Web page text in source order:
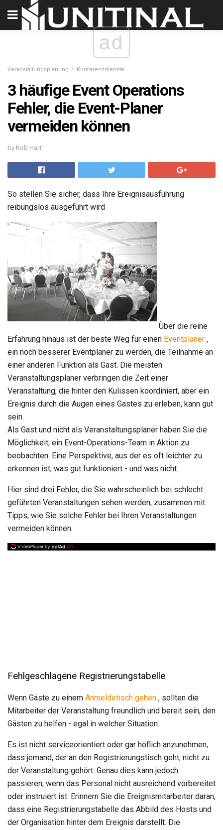
ad
Veranstaltungsplanung Konferenzdienste
3 häufige Event Operations
Fehler, die Event-Planer
vermeiden können
by Rob Hart
So stellen Sie sicher, dass Ihre Ereignisausführung
reibungslos ausgeführt wird
Über die reine
Erfahrung hinaus ist der beste Weg für einen Eventplaner ,
ein noch besserer Eventplaner zu werden, die Teilnahme an
einer anderen Funktion als Gast. Die meisten
Veranstaltungsplaner verbringen die Zeit einer
Veranstaltung, die hinter den Kulissen koordiniert, aber ein
Ereignis durch die Augen eines Gastes zu erleben, kann gut
sein.
Als Gast und nicht als Veranstaltungsplaner haben Sie die
Möglichkeit, ein Event-Operations-Team in Aktion zu
beobachten. Eine Perspektive, aus der es oft leichter zu
erkennen ist, was gut funktioniert - und was nicht.
Hier sind drei Fehler, die Sie wahrscheinlich bei schlecht
geführten Veranstaltungen sehen werden, zusammen mit
Tipps, wie Sie solche Fehler bei Ihren Veranstaltungen
vermeiden können.
Fehlgeschlagene Registrierungstabelle
Wenn Gäste zu einem Anmeldetisch gehen , sollten die
Mitarbeiter der Veranstaltung freundlich und bereit sein, den
Gästen zu helfen - egal in welcher Situation.
Es ist nicht serviceorientiert oder gar höflich anzunehmen,
dass jemand, der an den Registrierungstisch geht, nicht zu
der Veranstaltung gehört. Genau dies kann jedoch
passieren, wenn das Personal nicht ausreichend vorbereitet
oder instruiert ist. Erinnern Sie die Ereignismitarbeiter daran,
dass eine Registrierungstabelle das Abbild des Hosts und
der Organisation hinter dem Ereignis darstellt. Die